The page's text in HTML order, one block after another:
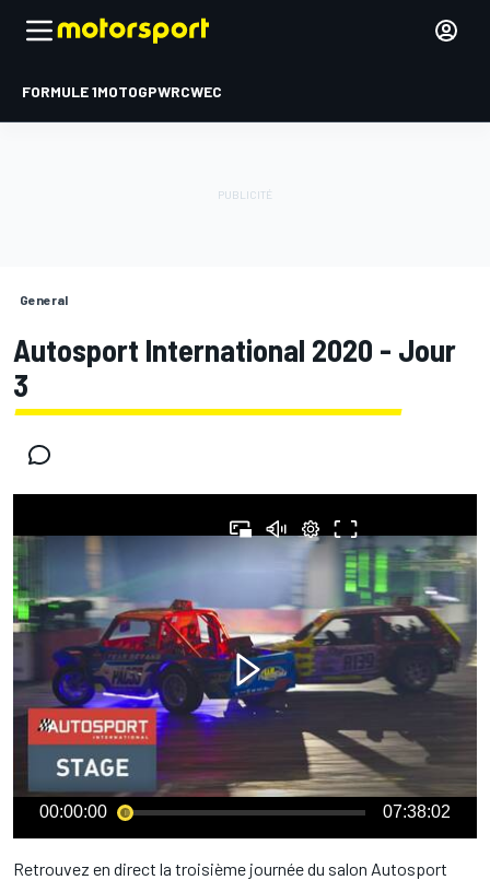
FORMULE 1MOTOGPWRCWEC
General
Autosport International 2020 - Jour
3
00:00:00 07:38:02
Retrouvez en direct la troisième journée du salon Autosport